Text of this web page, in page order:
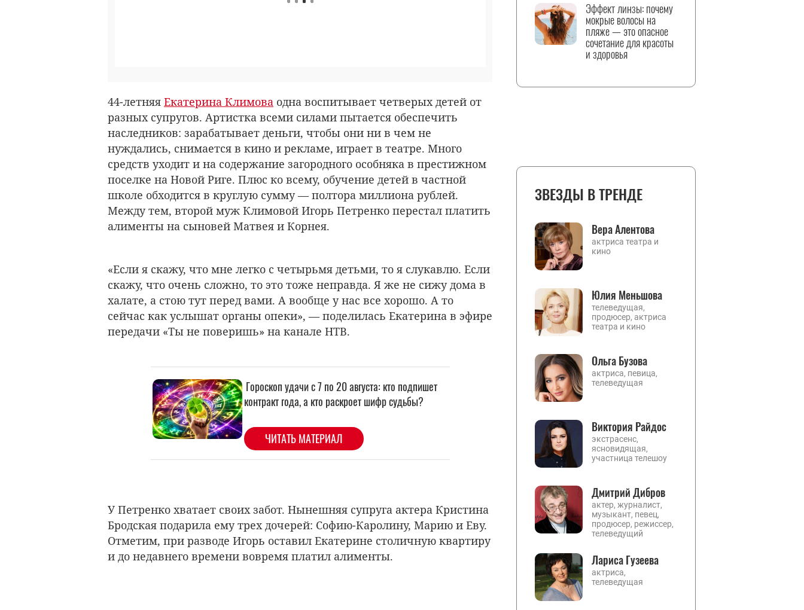
44-летняя Екатерина Климова одна воспитывает четверых детей от
разных супругов. Артистка всеми силами пытается обеспечить
наследников: зарабатывает деньги, чтобы они ни в чем не
нуждались, снимается в кино и рекламе, играет в театре. Много
средств уходит и на содержание загородного особняка в престижном
поселке на Новой Риге. Плюс ко всему, обучение детей в частной
школе обходится в круглую сумму — полтора миллиона рублей.
Между тем, второй муж Климовой Игорь Петренко перестал платить
алименты на сыновей Матвея и Корнея.
«Если я скажу, что мне легко с четырьмя детьми, то я слукавлю. Если
скажу, что очень сложно, то это тоже неправда. Я же не сижу дома в
халате, а стою тут перед вами. А вообще у нас все хорошо. А то
сейчас как услышат органы опеки», — поделилась Екатерина в эфире
передачи «Ты не поверишь» на канале НТВ.
У Петренко хватает своих забот. Нынешняя супруга актера Кристина
Бродская подарила ему трех дочерей: Софию-Каролину, Марию и Еву.
Отметим, при разводе Игорь оставил Екатерине столичную квартиру
и до недавнего времени вовремя платил алименты.
Эффект линзы: почему
мокрые волосы на
пляже — это опасное
сочетание для красоты
и здоровья
ЗВЕЗДЫ В ТРЕНДЕ
Вера Алентова
актриса театра и
кино
Юлия Меньшова
телеведущая,
продюсер, актриса
театра и кино
Ольга Бузова
актриса, певица,
телеведущая
Виктория Райдос
экстрасенс,
ясновидящая,
участница телешоу
Дмитрий Дибров
актер, журналист,
музыкант, певец,
продюсер, режиссер,
телеведущий
Лариса Гузеева
актриса,
телеведущая